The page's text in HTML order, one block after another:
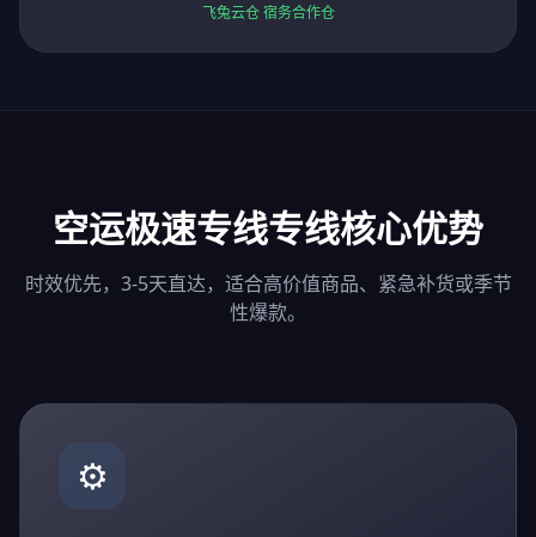
飞兔云仓 宿务合作仓
空运极速专线专线核心优势
时效优先，3-5天直达，适合高价值商品、紧急补货或季节
性爆款。
⚙️